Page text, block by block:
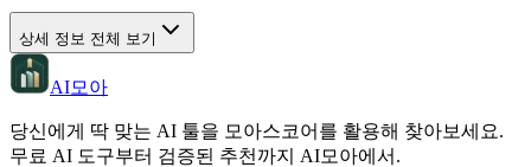
상세 정보 전체 보기
AI모아
당신에게 딱 맞는 AI 툴을 모아스코어를 활용해 찾아보세요.
무료 AI 도구부터 검증된 추천까지 AI모아에서.